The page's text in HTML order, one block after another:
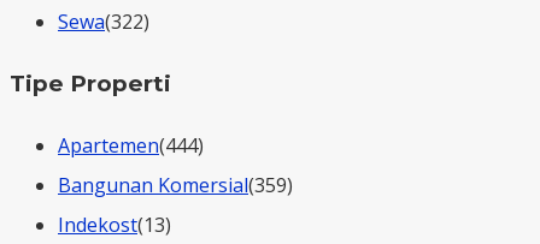
Sewa(322)
Tipe Properti
Apartemen(444)
Bangunan Komersial(359)
Indekost(13)